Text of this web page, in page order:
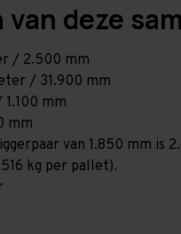
deze
/ 2.500 mm
/ 31.900 mm
mm
mm
van 1.850 mm is
kg per pallet).